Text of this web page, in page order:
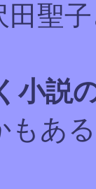
田聖
小説
もあ